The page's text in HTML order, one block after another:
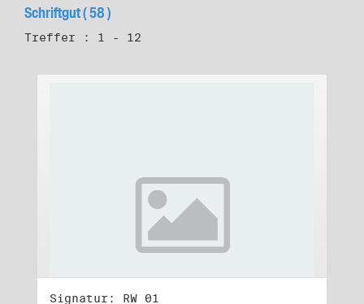
Schriftgut ( 58 )
Treffer : 1 - 12
Signatur: RW 01